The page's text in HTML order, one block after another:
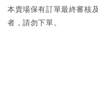
本賣場保有訂單最終審核
者，請勿下單。